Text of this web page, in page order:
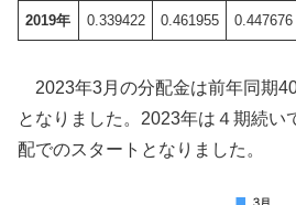
2019年 0.339422 0.461955 0.447676
2023年3月の分配金は前年同期
となりました。2023年は４期続い
配でのスタートとなりました。